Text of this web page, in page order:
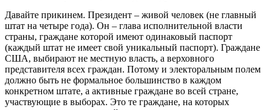
Давайте прикинем. Президент – живой человек (не главный
штат на четыре года). Он – глава исполнительной власти
страны, граждане которой имеют одинаковый паспорт
(каждый штат не имеет свой уникальный паспорт). Граждане
США, выбирают не местную власть, а верховного
представителя всех граждан. Потому и электоральным полем
должно быть не формальное большинство в каждом
конкретном штате, а активные граждане во всей стране,
участвующие в выборах. Это те граждане, на которых